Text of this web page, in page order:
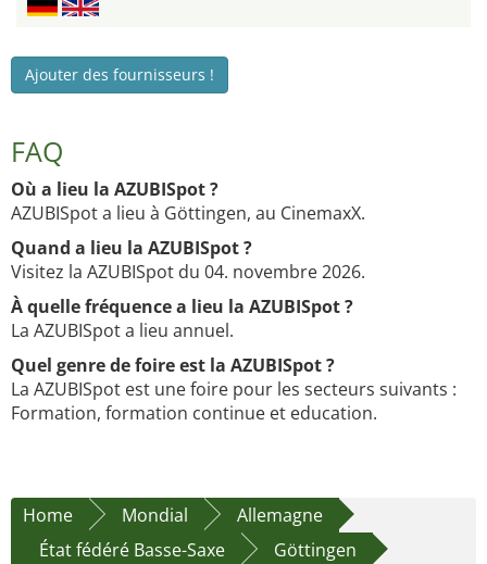
Ajouter des fournisseurs !
FAQ
Où a lieu la AZUBISpot ?
AZUBISpot a lieu à Göttingen, au CinemaxX.
Quand a lieu la AZUBISpot ?
Visitez la AZUBISpot du 04. novembre 2026.
À quelle fréquence a lieu la AZUBISpot ?
La AZUBISpot a lieu annuel.
Quel genre de foire est la AZUBISpot ?
La AZUBISpot est une foire pour les secteurs suivants :
Formation, formation continue et education.
Home Mondial
Allemagne
État fédéré Basse-Saxe
Göttingen